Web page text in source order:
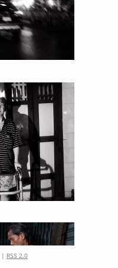
| RSS 2.0